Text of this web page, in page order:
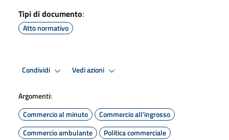
Tipi di documento:
Atto normativo
Condividi Vedi azioni
Argomenti:
Commercio al minuto
Commercio all'ingrosso
Commercio ambulante
Politica commerciale